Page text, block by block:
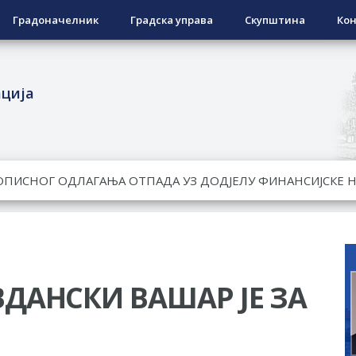
Градоначелник Градска управа Скупштина
СРЕДСТАВА ЗА СУФИНАНСИРАЊЕ КУПОВИНЕ
2026. ГОДИНУ
КОЈИ СУ ОСТВАРИЛИ ПРАВО НА ГРАДСКИ
ДВОРИШТЕ ИНДИВИДУАЛНИХ ДОМАЋИНСТАВА,
ЗАЈЕДНИЦАМА НА ТЕРИТОРИЈИ ГРАДА БИЈЕЉИНА
ВАШАР ЈЕ ЗА